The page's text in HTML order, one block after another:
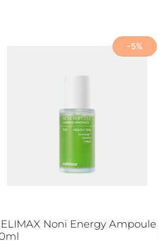
-5%
Noni Energy Ampoule